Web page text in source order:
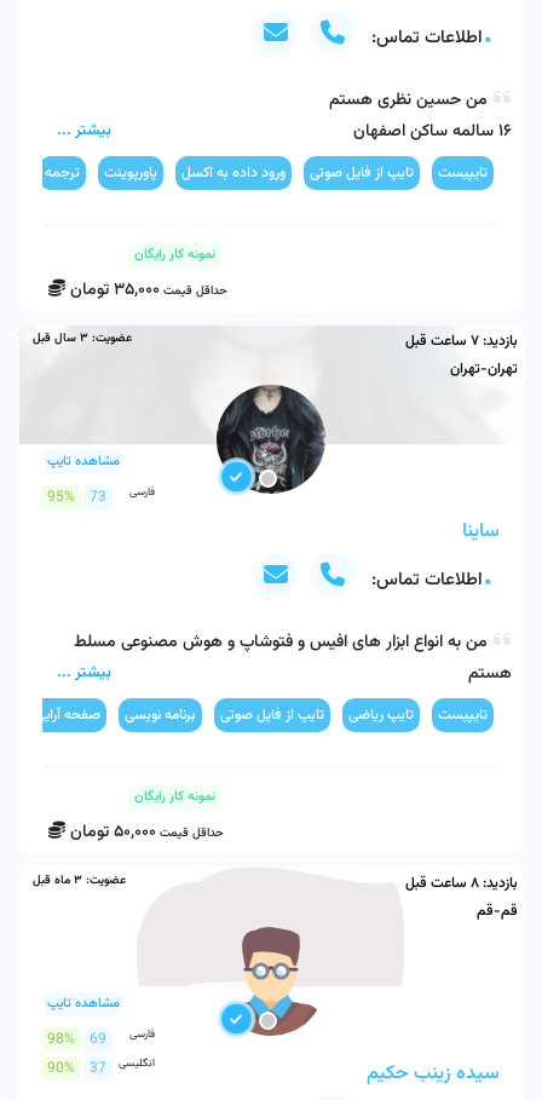
اطلاعات تماس:
تایپیست تایپ از فایل صوتی ورود داده به اکسل پاورپوینت ترجمه
مسلط به تایپ ده انگشتی فارسی و انگلیسی ، آفیس ، ترجمه مقالات ،
بیشتر ...
نمونه کار رایگان
حداقل قیمت 35,000تومان
بازدید:7 ساعت قبل
تهران-تهران
عضویت: 3 سال قبل
مشاهده تایپ
73
95% فارسی
ساینا
اطلاعات تماس:
تایپیست تایپ ریاضی تایپ از فایل صوتی برنامه نویسی صفحه آرایی
من به انواع ابزار های افیس و فتوشاپ و هوش مصنوعی مسلط
قیمت توافقی است
بیشتر ...
نمونه کار رایگان
حداقل قیمت 50,000تومان
بازدید:8 ساعت قبل
قم-قم
عضویت: 3 ماه قبل
مشاهده تایپ
69
98% فارسی
37
90% انگلیسی سیده زینب حکیم